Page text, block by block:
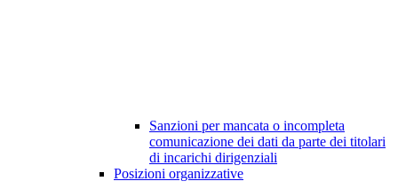
Sanzioni per mancata o incompleta
comunicazione dei dati da parte dei titolari
di incarichi dirigenziali
Posizioni organizzative